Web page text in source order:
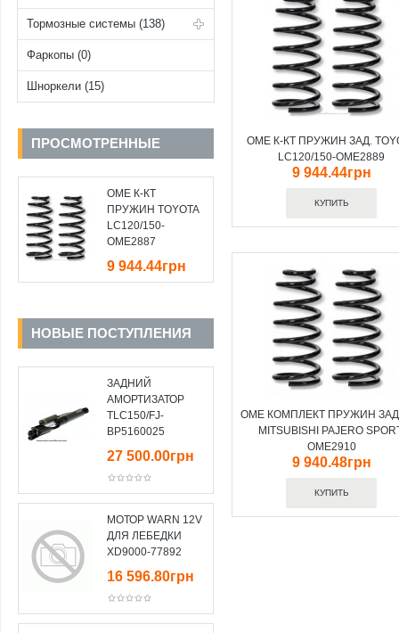
Тормозные системы (138)
Фаркопы (0)
Шноркели (15)
ПРОСМОТРЕННЫЕ
OME К-КТ
ПРУЖИН TOYOTA
LC120/150-
OME2887
9 944.44грн
НОВЫЕ ПОСТУПЛЕНИЯ
ЗАДНИЙ
АМОРТИЗАТОР
TLC150/FJ-
BP5160025
27 500.00грн
МОТОР WARN 12V
ДЛЯ ЛЕБЕДКИ
XD9000-77892
16 596.80грн
OME К-КТ ПРУЖИН ЗАД.
LC120/150-OME2889
9 944.44грн
OME КОМПЛЕКТ ПРУЖИН
MITSUBISHI PAJERO
OME2910
9 940.48грн